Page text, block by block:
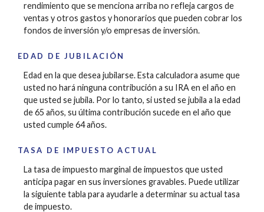
rendimiento que se menciona arriba no refleja cargos de
ventas y otros gastos y honorarios que pueden cobrar los
fondos de inversión y/o empresas de inversión.
EDAD DE JUBILACIÓN
Edad en la que desea jubilarse. Esta calculadora asume que
usted no hará ninguna contribución a su IRA en el año en
que usted se jubila. Por lo tanto, si usted se jubila a la edad
de 65 años, su última contribución sucede en el año que
usted cumple 64 años.
TASA DE IMPUESTO ACTUAL
La tasa de impuesto marginal de impuestos que usted
anticipa pagar en sus inversiones gravables. Puede utilizar
la siguiente tabla para ayudarle a determinar su actual tasa
de impuesto.